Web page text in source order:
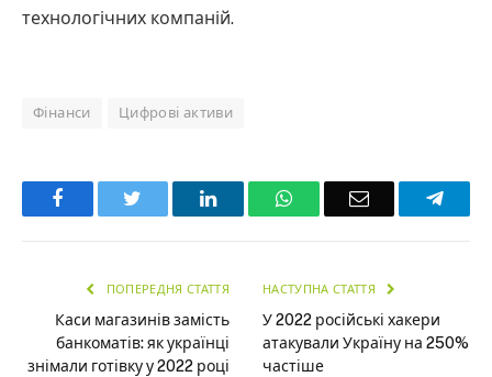
технологічних компаній.
Фінанси Цифрові активи
Facebook LinkedInWhatsAppEmail
ПОПЕРЕДНЯ СТАТТЯ
Каси магазинів замість
банкоматів: як українці
знімали готівку у 2022 році
НАСТУПНА СТАТТЯ
У 2022 російські хакери
атакували Україну на 250%
частіше